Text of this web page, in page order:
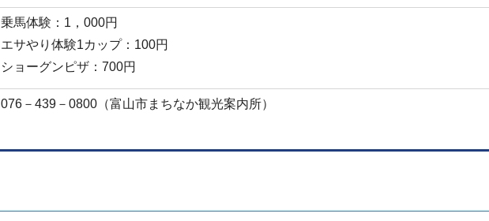
乗馬体験：1，000円
エサやり体験1カップ：100円
ショーグンピザ：700円
076－439－0800（富山市まちなか観光案内所）